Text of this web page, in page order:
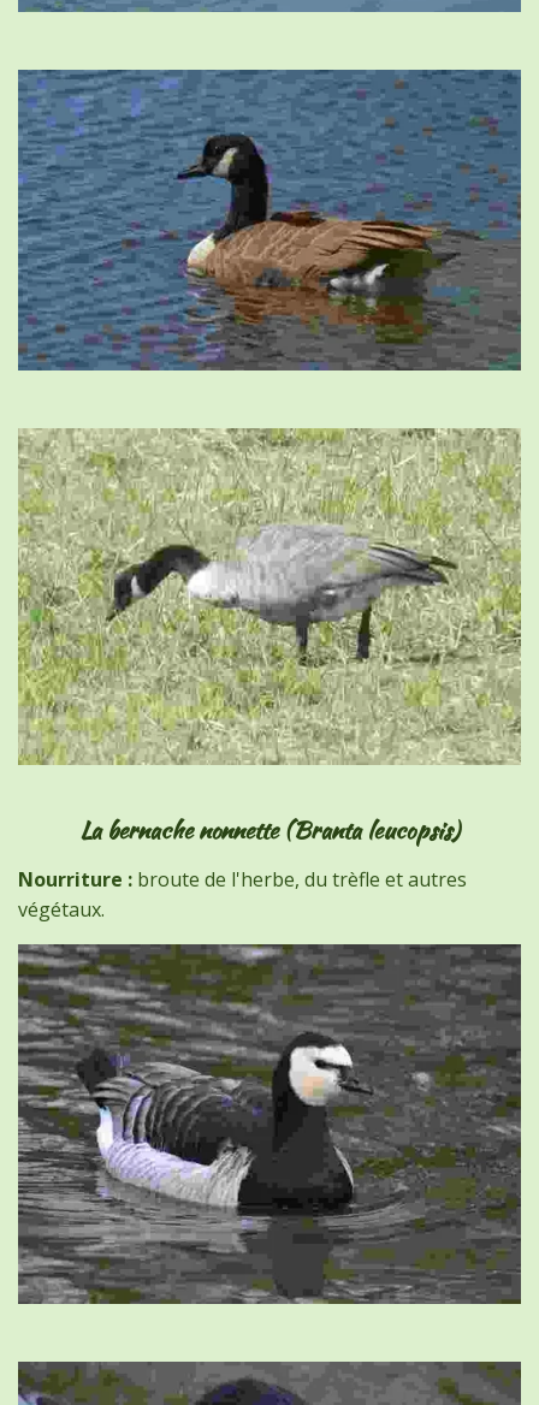
La bernache nonnette (Branta leucopsis)
Nourriture : broute de l'herbe, du trèfle et autres
végétaux.